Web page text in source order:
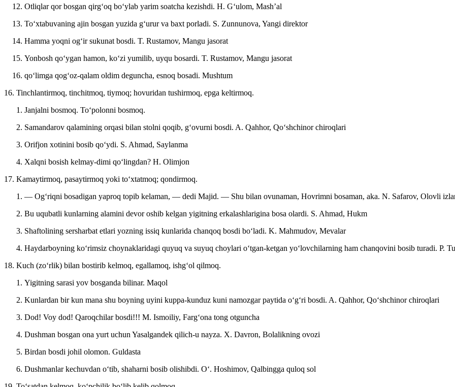
Otliqlar qor bosgan qirgʻoq boʻylab yarim soatcha kezishdi. H. Gʻulom, Mashʼal
Toʻxtabuvaning ajin bosgan yuzida gʻurur va baxt porladi. S. Zunnunova, Yangi direktor
Hamma yoqni ogʻir sukunat bosdi. T. Rustamov, Mangu jasorat
Yonbosh qoʻygan hamon, koʻzi yumilib, uyqu bosardi. T. Rustamov, Mangu jasorat
qoʻlimga qogʻoz-qalam oldim deguncha, esnoq bosadi. Mushtum
16. Tinchlantirmoq, tinchitmoq, tiymoq; hovuridan tushirmoq, epga keltirmoq.
Janjalni bosmoq. Toʻpolonni bosmoq.
Samandarov qalamining orqasi bilan stolni qoqib, gʻovurni bosdi. A. Qahhor, Qoʻshchinor chiroqlari
Orifjon xotinini bosib qoʻydi. S. Ahmad, Saylanma
Xalqni bosish kelmay-dimi qoʻlingdan? H. Olimjon
17. Kamaytirmoq, pasaytirmoq yoki toʻxtatmoq; qondirmoq.
— Ogʻriqni bosadigan yaproq topib kelaman, — dedi Majid. — Shu bilan ovunaman, Hovrimni bosaman, aka. N. Safarov, Olovli
Bu uqubatli kunlarning alamini devor oshib kelgan yigitning erkalashlarigina bosa olardi. S. Ahmad, Hukm
Shaftolining sersharbat etlari yozning issiq kunlarida chanqoq bosdi boʻladi. K. Mahmudov, Mevalar
Haydarboyning koʻrimsiz choynaklaridagi quyuq va suyuq choylari oʻtgan-ketgan yoʻlovchilarning ham chanqovini bosib turadi. P.
18. Kuch (zoʻrlik) bilan bostirib kelmoq, egallamoq, ishgʻol qilmoq.
Yigitning sarasi yov bosganda bilinar. Maqol
Kunlardan bir kun mana shu boyning uyini kuppa-kunduz kuni namozgar paytida oʻgʻri bosdi. A. Qahhor, Qoʻshchinor chiroqlari
Dod! Voy dod! Qaroqchilar bosdi!!! M. Ismoiliy, Fargʻona tong otguncha
Dushman bosgan ona yurt uchun Yasalgandek qilich-u nayza. X. Davron, Bolalikning ovozi
Birdan bosdi johil olomon. Guldasta
Dushmanlar kechuvdan oʻtib, shaharni bosib olishibdi. Oʻ. Hoshimov, Qalbingga quloq sol